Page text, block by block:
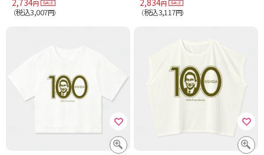
2,734円
（税込3,007円）
2,834円
（税込3,117円）